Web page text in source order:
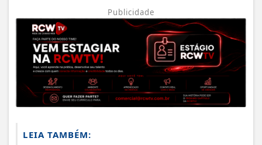
Publicidade
LEIA TAMBÉM: